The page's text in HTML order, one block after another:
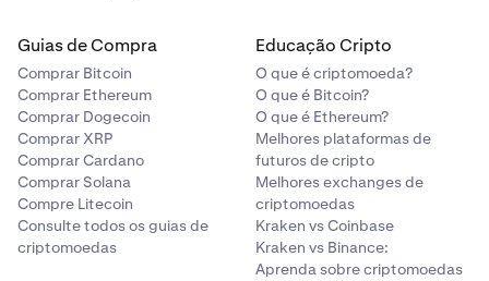
Guias de Compra
Comprar Bitcoin
Comprar Ethereum
Comprar Dogecoin
Comprar XRP
Comprar Cardano
Comprar Solana
Compre Litecoin
Consulte todos os guias de
criptomoedas
Educação Cripto
O que é criptomoeda?
O que é Bitcoin?
O que é Ethereum?
Melhores plataformas de
futuros de cripto
Melhores exchanges de
criptomoedas
Kraken vs Coinbase
Kraken vs Binance:
Aprenda sobre criptomoedas